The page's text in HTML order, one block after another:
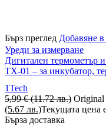
Бърз преглед Добавяне в
Уреди за измерване
Дигитален термометър
TX-01 – за инкубатор,
1Tech
5,99€ (11.72 лв.) Original
(5.67 лв.)Текущата цена
Бърза доставка